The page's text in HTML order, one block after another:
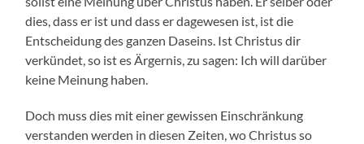
dies, dass er ist und dass er dagewesen ist, ist die
Entscheidung des ganzen Daseins. Ist Christus dir
verkündet, so ist es Ärgernis, zu sagen: Ich will darüber
keine Meinung haben.
Doch muss dies mit einer gewissen Einschränkung
verstanden werden in diesen Zeiten, wo Christus so